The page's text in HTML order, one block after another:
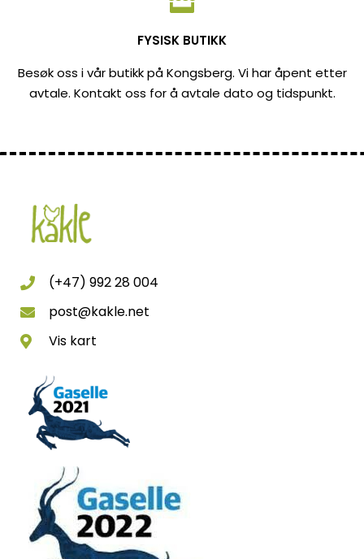
FYSISK BUTIKK
Besøk oss i vår butikk på Kongsberg. Vi har åpent etter
avtale. Kontakt oss for å avtale dato og tidspunkt.
(+47) 992 28 004
post@kakle.net
Vis kart